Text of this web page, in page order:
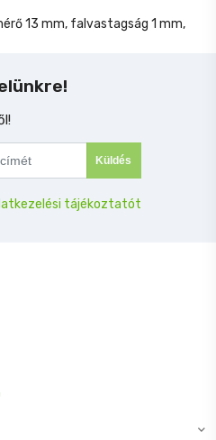
13 mm, falvastagság 1 mm,
Küldés
tájékoztatót